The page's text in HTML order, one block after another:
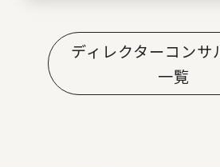
ディレクターコンサ
一覧